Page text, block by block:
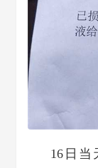
16日当